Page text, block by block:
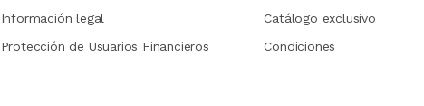
Información legal
Protección de Usuarios Financieros
Catálogo exclusivo
Condiciones